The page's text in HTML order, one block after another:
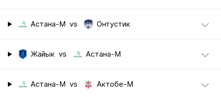
Астана-М vs Онтустик
Жайык vs Астана-М
Астана-М vs Актобе-М